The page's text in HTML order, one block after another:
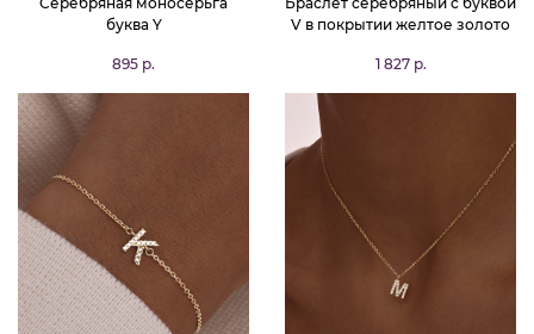
буква Y
895 р.
V в покрытии желтое золото
1 827 р.